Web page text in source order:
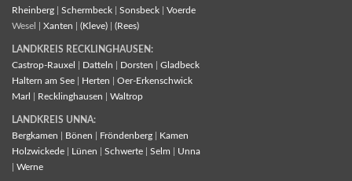
Rheinberg
Schermbeck Sonsbeck
Voerde
Wesel | Xanten (Kleve) (Rees)
LANDKREIS RECKLINGHAUSEN:
Castrop-Rauxel
Datteln Dorsten
Gladbeck
Haltern am See
Herten
Oer-Erkenschwick
Marl
Recklinghausen Waltrop
LANDKREIS UNNA:
Bergkamen
Bönen Fröndenberg
Kamen
Holzwickede
Lünen Schwerte Selm
Unna
Werne